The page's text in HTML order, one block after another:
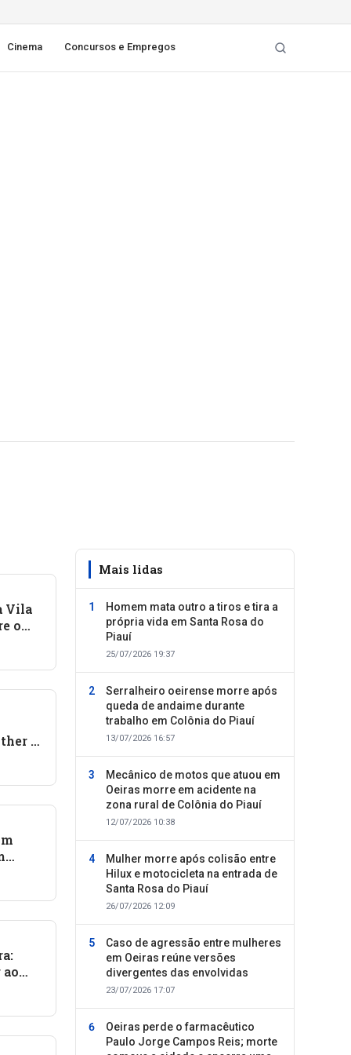
Cinema Concursos e Empregos
Vila
o
e
Mais lidas
Homem mata outro a tiros e tira a
própria vida em Santa Rosa do
Piauí
25/07/2026 19:37
Serralheiro oeirense morre após
queda de andaime durante
trabalho em Colônia do Piauí
13/07/2026 16:57
Mecânico de motos que atuou em
Oeiras morre em acidente na
zona rural de Colônia do Piauí
12/07/2026 10:38
Mulher morre após colisão entre
Hilux e motocicleta na entrada de
Santa Rosa do Piauí
26/07/2026 12:09
Caso de agressão entre mulheres
em Oeiras reúne versões
divergentes das envolvidas
23/07/2026 17:07
Oeiras perde o farmacêutico
Paulo Jorge Campos Reis; morte